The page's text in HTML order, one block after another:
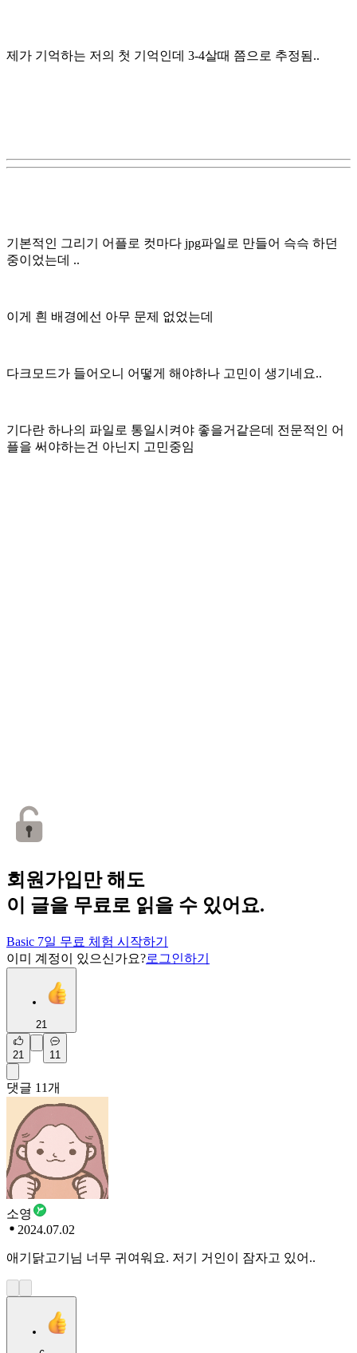
제가 기억하는 저의 첫 기억인데 3-4살때 쯤으로 추정됨..
기본적인 그리기 어플로 컷마다 jpg파일로 만들어 슥슥 하던
중이었는데 ..
이게 흰 배경에선 아무 문제 없었는데
다크모드가 들어오니 어떻게 해야하나 고민이 생기네요..
기다란 하나의 파일로 통일시켜야 좋을거같은데 전문적인 어
플을 써야하는건 아닌지 고민중임
회원가입만 해도
이 글을 무료로 읽을 수 있어요.
Basic 7일 무료 체험 시작하기
이미 계정이 있으신가요?로그인하기
21
21 11
댓글 11개
소영
2024.07.02
애기닭고기님 너무 귀여워요. 저기 거인이 잠자고 있어..